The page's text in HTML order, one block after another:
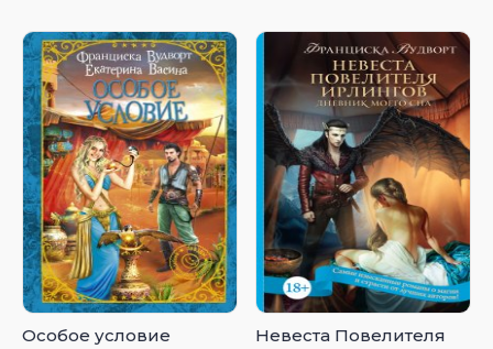
Особое условие
Невеста Повелителя